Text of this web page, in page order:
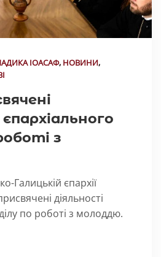
ІОАСАФ, НОВИНИ,
з
Галицькій єпархії
діяльності
по роботі з молоддю.